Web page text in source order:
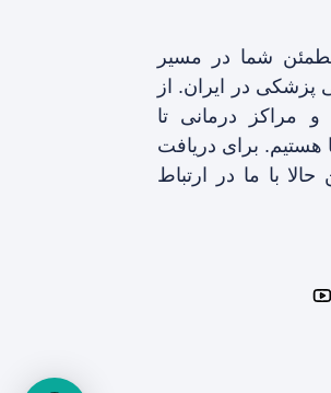
شما در مسیر
در ایران. از
و مراکز درمانی تا
هستیم. برای دریافت
با ما در ارتباط